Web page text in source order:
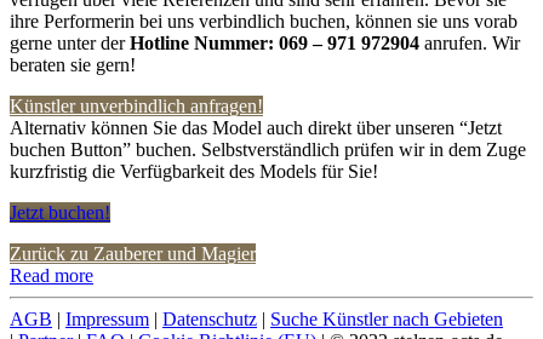
ihre Performerin bei uns verbindlich buchen, können sie uns vorab
gerne unter derHotline Nummer: 069 – 971 972904 anrufen. Wir
beraten sie gern!
Künstler unverbindlich anfragen!
Alternativ können Sie das Model auch direkt über unseren “Jetzt
buchen Button” buchen. Selbstverständlich prüfen wir in dem Zuge
kurzfristig die Verfügbarkeit des Models für Sie!
Jetzt buchen!
Zurück zu Zauberer und Magier
Read more
AGB | Impressum | Datenschutz | Suche Künstler nach Gebieten